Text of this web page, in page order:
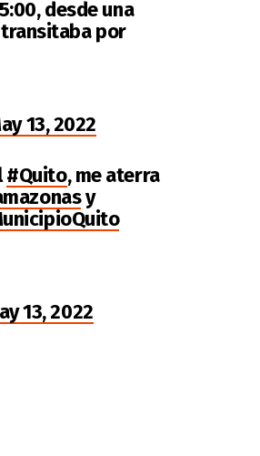
desde una
por
13, 2022
#Quito, me aterra
y
13, 2022